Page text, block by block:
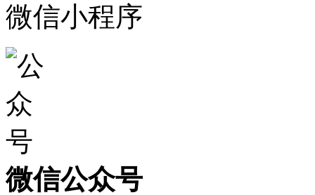
微信小程序
微信公众号